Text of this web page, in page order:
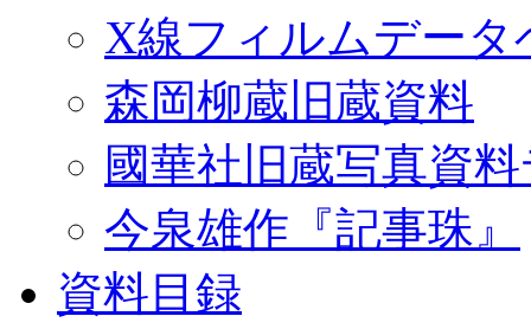
X線フィルムデータ
森岡柳蔵旧蔵資料
國華社旧蔵写真資
今泉雄作『記事珠』
資料目録